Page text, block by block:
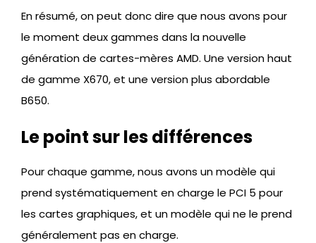
En résumé, on peut donc dire que nous avons pour
le moment deux gammes dans la nouvelle
génération de cartes-mères AMD. Une version haut
de gamme X670, et une version plus abordable
B650.
Le point sur les différences
Pour chaque gamme, nous avons un modèle qui
prend systématiquement en charge le PCI 5 pour
les cartes graphiques, et un modèle qui ne le prend
généralement pas en charge.